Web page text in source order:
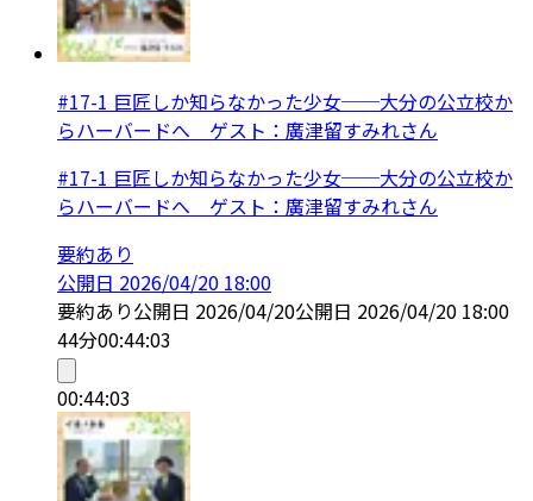
#17-1 巨匠しか知らなかった少女──大分の公立校か
らハーバードへ ゲスト：廣津留すみれさん
#17-1 巨匠しか知らなかった少女──大分の公立校か
らハーバードへ ゲスト：廣津留すみれさん
要約あり
公開日 2026/04/20 18:00
要約あり公開日 2026/04/20公開日 2026/04/20 18:00
44分00:44:03
00:44:03